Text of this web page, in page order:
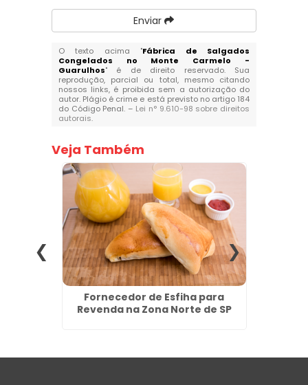
Enviar
O texto acima "Fábrica de Salgados
Congelados no Monte Carmelo -
Guarulhos" é de direito reservado. Sua
reprodução, parcial ou total, mesmo citando
nossos links, é proibida sem a autorização do
autor. Plágio é crime e está previsto no artigo 184
do Código Penal. – Lei n° 9.610-98 sobre direitos
autorais.
Veja Também
Fornecedor de Esfiha para
Revenda na Zona Norte de SP